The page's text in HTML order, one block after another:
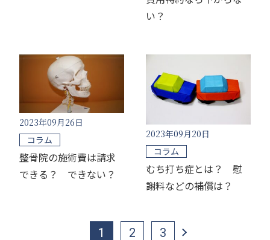
い？
2023年09月26日
コラム
整骨院の施術費は請求
できる？ できない？
2023年09月20日
コラム
むち打ち症とは？ 慰
謝料などの補償は？
1 2 3 >